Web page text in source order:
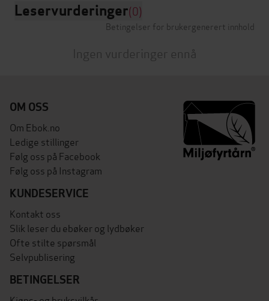
Leservurderinger(0)
Betingelser for brukergenerert innhold
Ingen vurderinger ennå
OM OSS
Om Ebok.no
Ledige stillinger
Følg oss på Facebook
Følg oss på Instagram
KUNDESERVICE
Kontakt oss
Slik leser du ebøker og lydbøker
Ofte stilte spørsmål
Selvpublisering
BETINGELSER